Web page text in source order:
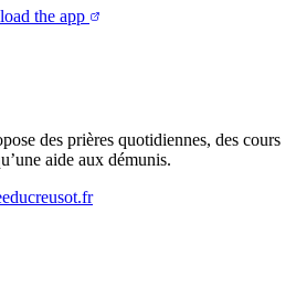
the app
des prières quotidiennes, des cours
aide aux démunis.